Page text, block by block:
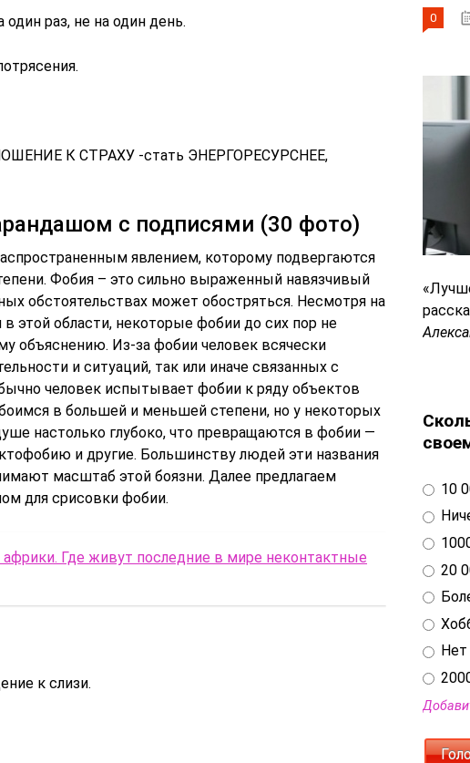
раз, не на один день.
К СТРАХУ -стать ЭНЕРГОРЕСУРСНЕЕ,
с подписями (30 фото)
явлением, которому подвергаются
Фобия – это сильно выраженный навязчивый
обстоятельствах может обостряться. Несмотря на
этой области, некоторые фобии до сих пор не
объяснению. Из-за фобии человек всячески
и ситуаций, так или иначе связанных с
человек испытывает фобии к ряду объектов
в большей и меньшей степени, но у некоторых
настолько глубоко, что превращаются в фобии —
и другие. Большинству людей эти названия
масштаб этой боязни. Далее предлагаем
для срисовки фобии.
Где живут последние в мире неконтактные
к слизи.
0
10
20